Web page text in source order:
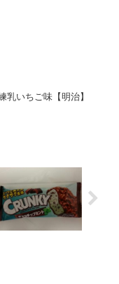
乳いちご味【明治】